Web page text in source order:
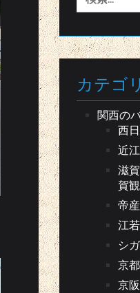
索:
カテゴ
関西の
西
近
滋
賀
帝
江
シ
京
京